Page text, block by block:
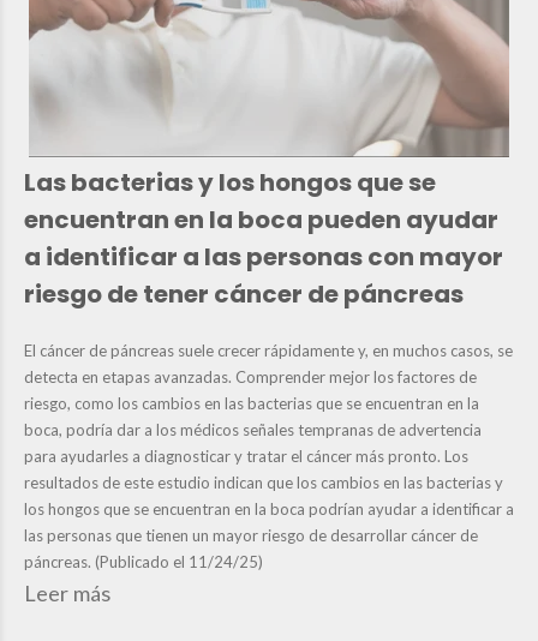
Las bacterias y los hongos que se
encuentran en la boca pueden ayudar
a identificar a las personas con mayor
riesgo de tener cáncer de páncreas
El cáncer de páncreas suele crecer rápidamente y, en muchos casos, se
detecta en etapas avanzadas. Comprender mejor los factores de
riesgo, como los cambios en las bacterias que se encuentran en la
boca, podría dar a los médicos señales tempranas de advertencia
para ayudarles a diagnosticar y tratar el cáncer más pronto. Los
resultados de este estudio indican que los cambios en las bacterias y
los hongos que se encuentran en la boca podrían ayudar a identificar a
las personas que tienen un mayor riesgo de desarrollar cáncer de
páncreas. (Publicado el 11/24/25)
Leer más